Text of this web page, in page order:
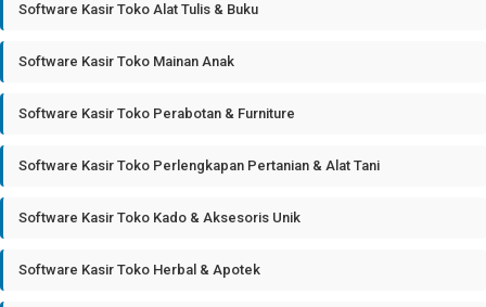
Software Kasir Toko Alat Tulis & Buku
Software Kasir Toko Mainan Anak
Software Kasir Toko Perabotan & Furniture
Software Kasir Toko Perlengkapan Pertanian & Alat Tani
Software Kasir Toko Kado & Aksesoris Unik
Software Kasir Toko Herbal & Apotek